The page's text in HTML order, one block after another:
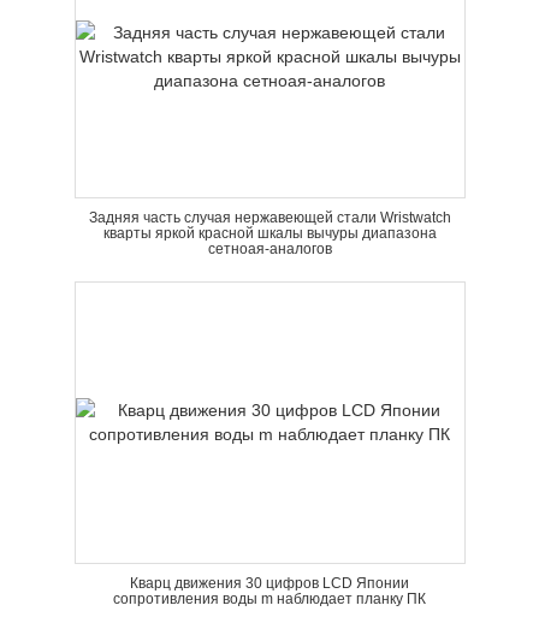
Задняя часть случая нержавеющей стали Wristwatch
кварты яркой красной шкалы вычуры диапазона
сетноая-аналогов
Кварц движения 30 цифров LCD Японии
сопротивления воды m наблюдает планку ПК